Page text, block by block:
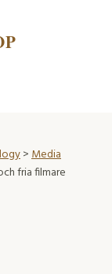
>Media
fria filmare